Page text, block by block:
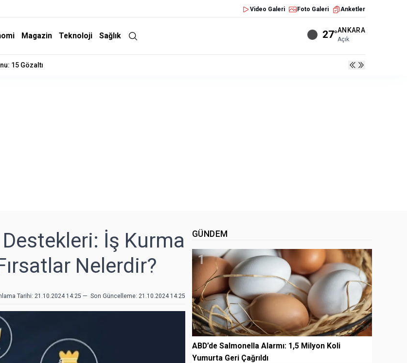
Video Galeri Foto Galeri Anketler
Magazin Teknoloji Sağlık 27°ANKARA
Açık
15 Gözaltı
İş Kurma
Nelerdir?
Tarihi: 21.10.2024 14:25 — Son Güncelleme: 21.10.2024 14:25
GÜNDEM
1
ABD’de Salmonella Alarmı: 1,5 Milyon Koli
Yumurta Geri Çağrıldı